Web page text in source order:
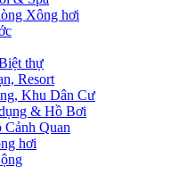
Xông hơi
thự
Resort
Khu Dân Cư
& Hồ Bơi
Quan
hơi